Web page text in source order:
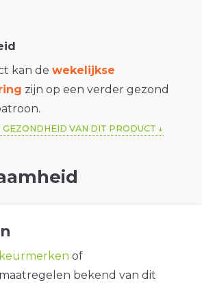
kan de wekelijkse
zijn op een verder gezond
GEZONDHEID VAN DIT PRODUCT
of
bekend van dit